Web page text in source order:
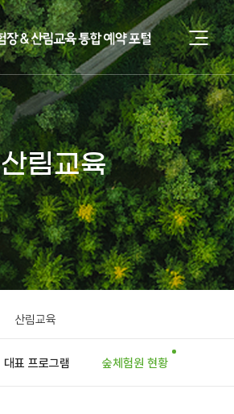
산림교육
산림교육
대표 프로그램 숲체험원 현황